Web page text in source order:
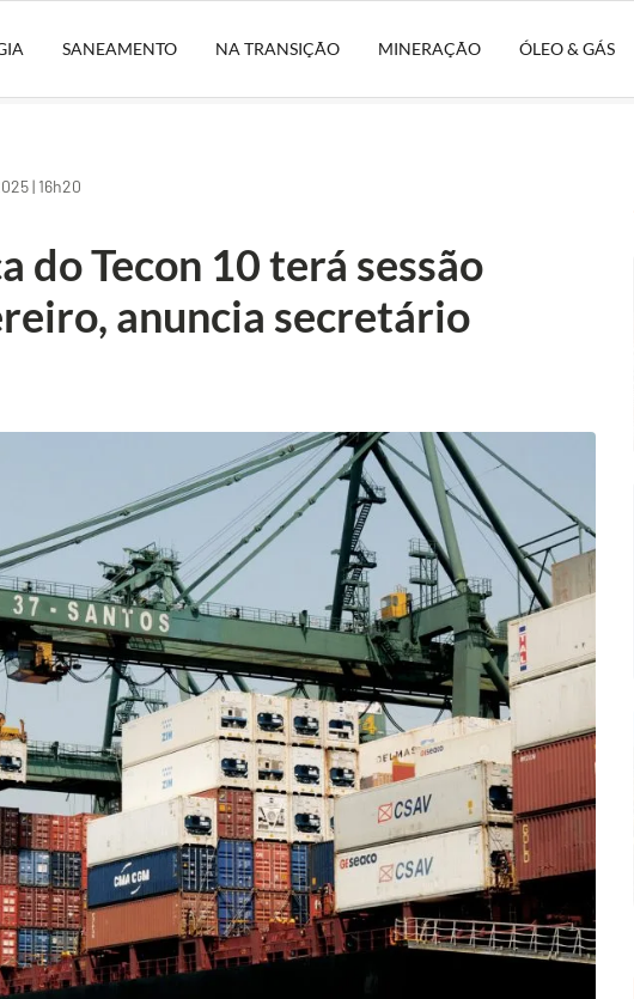
SANEAMENTO NA TRANSIÇÃO MINERAÇÃO ÓLEO & GÁS
| 16h20
do Tecon 10 terá sessão
anuncia secretário